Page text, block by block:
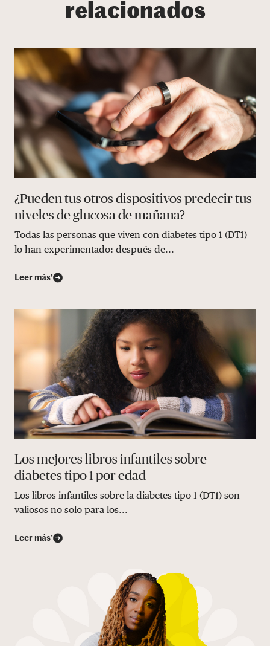
relacionados
¿Pueden tus otros dispositivos predecir tus
niveles de glucosa de mañana?
Todas las personas que viven con diabetes tipo 1 (DT1)
lo han experimentado: después de...
Leer más’
Los mejores libros infantiles sobre
diabetes tipo 1 por edad
Los libros infantiles sobre la diabetes tipo 1 (DT1) son
valiosos no solo para los...
Leer más’